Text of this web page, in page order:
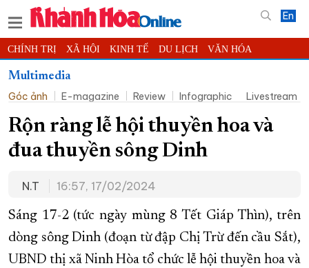
En
CHÍNH TRỊ XÃ HỘI KINH TẾ DU LỊCH VĂN HÓA
THỂ THAO ĐỜI SỐNG
KHOA HỌC - CÔNG NGHỆ PHÁP LUẬT BẠN ĐỌC PHÓNG SỰ
THẾ GIỚI MULTIMEDIA VIDEO ĐỌC BÁO ONLINE
PODCAST THÔNG TIN - QUẢNG CÁO
TRƯỜNG SA BIỂN ĐẢO QUÊ HƯƠNG
CHUNG TAY CẢI CÁCH HÀNH CHÍNH
XÂY DỰNG NÔNG THÔN MỚI LỊCH CẮT ĐIỆN
TÀU - XE - MÁY BAY
Multimedia
Góc ảnh
E-magazine Review Infographic Livestream
Rộn ràng lễ hội thuyền hoa và
đua thuyền sông Dinh
N.T 16:57, 17/02/2024
Sáng 17-2 (tức ngày mùng 8 Tết Giáp Thìn), trên
dòng sông Dinh (đoạn từ đập Chị Trừ đến cầu Sắt),
UBND thị xã Ninh Hòa tổ chức lễ hội thuyền hoa và